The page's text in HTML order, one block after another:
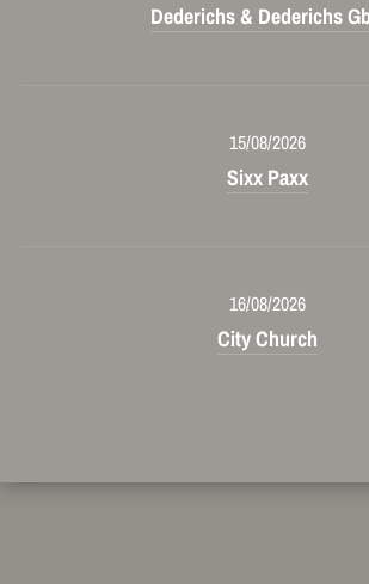
Dederichs & Dederichs
15/08/2026
Sixx Paxx
16/08/2026
City Church